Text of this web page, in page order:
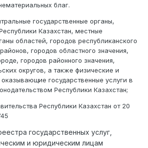
благ.
государственные органы,
Казахстан, местные
областей, городов республиканского
городов областного значения,
городов районного значения,
округов, а также физические и
государственные услуги в
Республики Казахстан;
Республики Казахстан от 20
государственных услуг,
и юридическим лицам